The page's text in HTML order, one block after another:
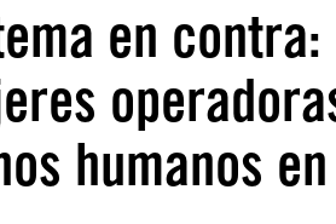
en contra:
humanos